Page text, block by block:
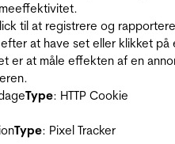
til at registrere og
at have set eller klikket på
er at måle effekten af en
Type: HTTP Cookie
Type: Pixel Tracker